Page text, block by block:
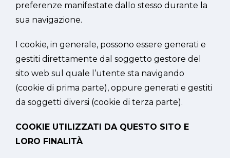
preferenze manifestate dallo stesso durante la
sua navigazione.
I cookie, in generale, possono essere generati e
gestiti direttamente dal soggetto gestore del
sito web sul quale l’utente sta navigando
(cookie di prima parte), oppure generati e gestiti
da soggetti diversi (cookie di terza parte).
COOKIE UTILIZZATI DA QUESTO SITO E
LORO FINALITÀ